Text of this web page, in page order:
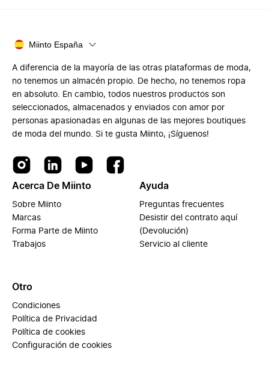
Miinto España
A diferencia de la mayoría de las otras plataformas de moda,
no tenemos un almacén propio. De hecho, no tenemos ropa
en absoluto. En cambio, todos nuestros productos son
seleccionados, almacenados y enviados con amor por
personas apasionadas en algunas de las mejores boutiques
de moda del mundo. Si te gusta Miinto, ¡Síguenos!
Acerca De Miinto
Sobre Miinto
Marcas
Forma Parte de Miinto
Trabajos
Ayuda
Preguntas frecuentes
Desistir del contrato aquí
(Devolución)
Servicio al cliente
Otro
Condiciones
Política de Privacidad
Política de cookies
Configuración de cookies